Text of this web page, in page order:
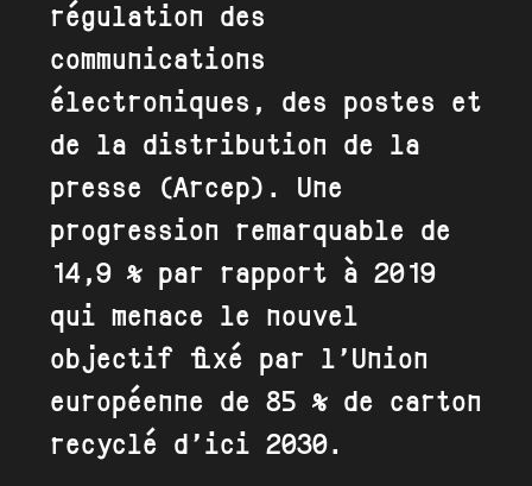
régulation des
communications
électroniques, des postes et
de la distribution de la
presse (Arcep). Une
progression remarquable de
14,9 % par rapport à 2019
qui menace le nouvel
objectif fixé par l’Union
européenne de 85 % de carton
recyclé d’ici 2030.